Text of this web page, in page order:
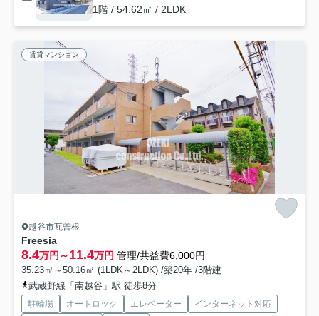
1階 / 54.62㎡ / 2LDK
賃貸マンション
越谷市瓦曽根
Freesia
8.4万円～11.4万円 管理/共益費6,000円
35.23㎡～50.16㎡ (1LDK～2LDK) /築20年 /3階建
武蔵野線「南越谷」駅 徒歩8分
駐輪場 オートロック エレベーター
インターネット対応